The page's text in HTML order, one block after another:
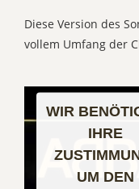
Diese Version des
vollem Umfang der
WIR
IHRE
UM DEN